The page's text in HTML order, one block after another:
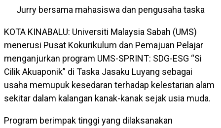
Jurry bersama mahasiswa dan pengusaha taska
KOTA KINABALU: Universiti Malaysia Sabah (UMS)
menerusi Pusat Kokurikulum dan Pemajuan Pelajar
menganjurkan program UMS-SPRINT: SDG-ESG “Si
Cilik Akuaponik” di Taska Jasaku Luyang sebagai
usaha memupuk kesedaran terhadap kelestarian alam
sekitar dalam kalangan kanak-kanak sejak usia muda.
Program berimpak tinggi yang dilaksanakan